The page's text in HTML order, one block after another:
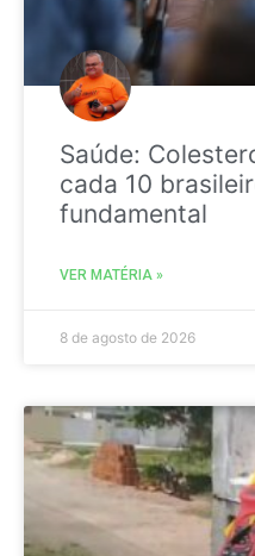
Saúde:
cada 10
fundamental
VER MATÉRIA »
8 de agosto de 2026